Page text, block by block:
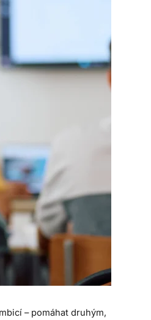
– pomáhat druhým,